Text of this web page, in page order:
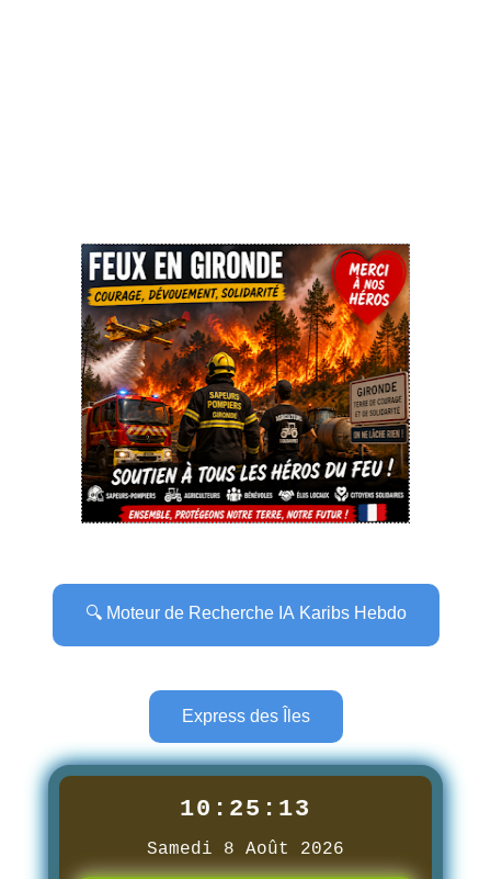
🔍 Moteur de Recherche IA Karibs Hebdo
Express des Îles
10:25:14
Samedi 8 Août 2026